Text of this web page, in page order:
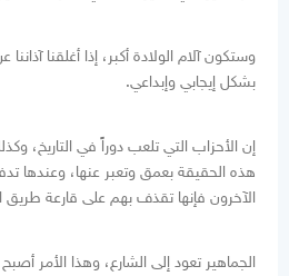
وستكون آلام الولادة أكبر، إذا أغلقنا
بشكل إيجابي وإبداعي.
إن الأحزاب التي تلعب دوراً في التاريخ،
هذه الحقيقة بعمق وتعبر عنها، وعندها
الآخرون فإنها تقذف بهم على قارعة طريق
الجماهير تعود إلى الشارع، وهذا الأمر